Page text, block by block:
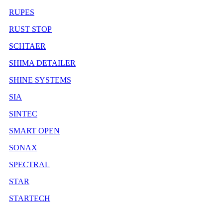
RUPES
RUST STOP
SCHTAER
SHIMA DETAILER
SHINE SYSTEMS
SIA
SINTEC
SMART OPEN
SONAX
SPECTRAL
STAR
STARTECH